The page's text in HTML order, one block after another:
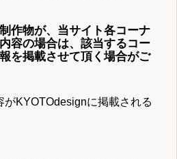
作物が、当サイト各コーナ
容の場合は、該当するコー
を掲載させて頂く場合がご
がKYOTOdesignに掲載される